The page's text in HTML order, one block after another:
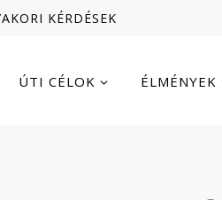
KÉRDÉSEK
ÚTI CÉLOK ÉLMÉNYEK